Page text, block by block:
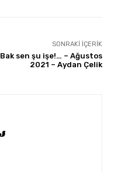
SONRAKI İÇERIK
Bak sen şu işe!… – Ağustos
2021 – Aydan Çelik